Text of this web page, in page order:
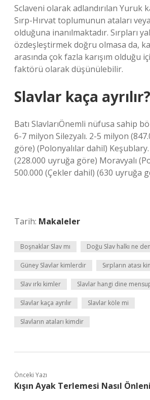
Sclaveni olarak adlandırılan Yuruk
Sırp-Hırvat toplumunun ataları
olduğuna inanılmaktadır. Sırpları
özdeşleştirmek doğru olmasa da,
arasında çok fazla karışım olduğu
faktörü olarak düşünülebilir.
Slavlar kaça ayrılır?
Batı SlavlarıÖnemli nüfusa sahip
6-7 milyon Silezyalı. 2-5 milyon
göre) (Polonyalılar dahil) Keşublary.
(228.000 uyruğa göre) Moravyalı
500.000 (Çekler dahil) (630 uyruğa
Tarih: Makaleler
Boşnaklar Slav mı Doğu Slav halkı ne
Güney Slavlar kimlerdir Sırpların atası
Slav ırkı kimler Slavlar hangi dine
Slavlar kaça ayrılır Slavlar köle mi
Slavların ataları kimdir
Önceki Yazı
Kışın Ayak Terlemesi Nasıl